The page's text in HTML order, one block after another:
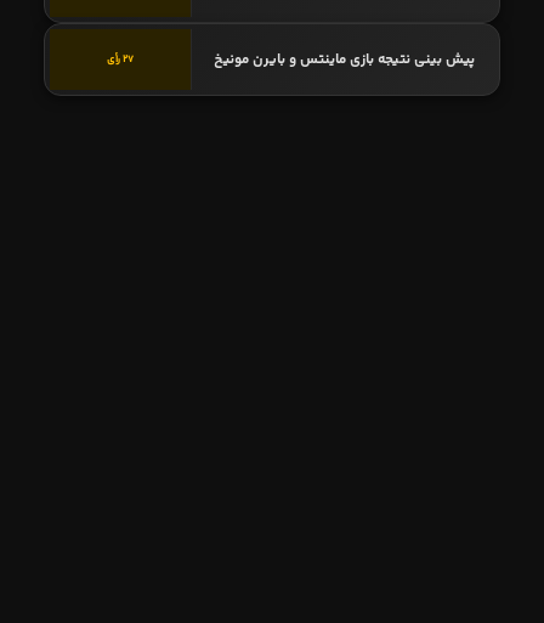
پیش بینی نتیجه بازی ماینتس و بایرن مونیخ 27 رأی